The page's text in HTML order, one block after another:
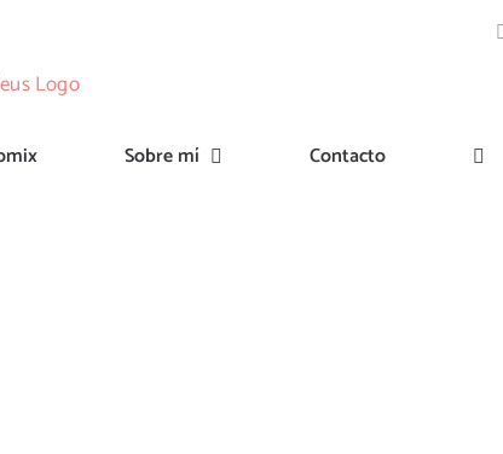
Sobre mí Contacto